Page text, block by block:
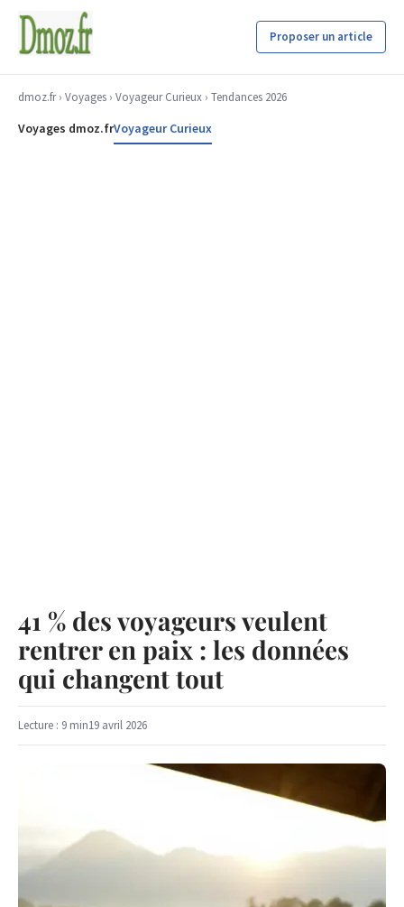
Proposer un article
dmoz.fr› Voyages › Voyageur Curieux › Tendances 2026
Voyages dmoz.frVoyageur Curieux
41 % des voyageurs veulent
rentrer en paix : les données
qui changent tout
Lecture : 9 min19 avril 2026